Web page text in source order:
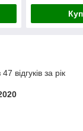
відгуків за рік